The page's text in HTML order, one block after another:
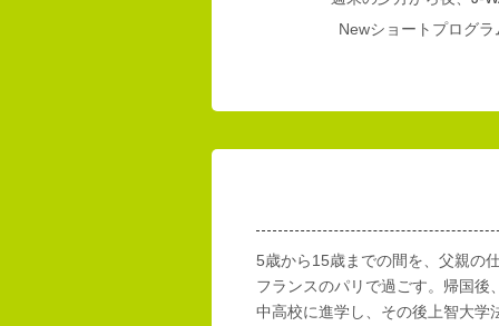
Newショートプログ
5歳から15歳までの間を、父親の
フランスのパリで過ごす。帰国後
中高校に進学し、その後上智大学